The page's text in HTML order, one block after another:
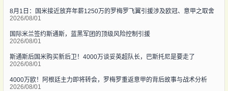
8月1日：国米接近放弃年薪1250万的罗梅罗飞翼引援涉及欧冠、意甲之取舍
2026/08/01
国际米兰签约斯通斯，蓝黑军团的顶级风险控制引援
2026/08/01
斯通斯后国米购买新后卫！4000万谈妥英超队长，巴斯托尼是要走了
2026/08/01
4000万欧！阿根廷主力即将转会，罗梅罗重返意甲的背后故事与战术分析
2026/08/01